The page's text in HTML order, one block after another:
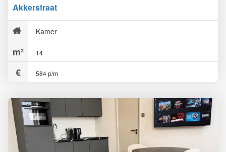
Akkerstraat
Kamer
14
584 p/m